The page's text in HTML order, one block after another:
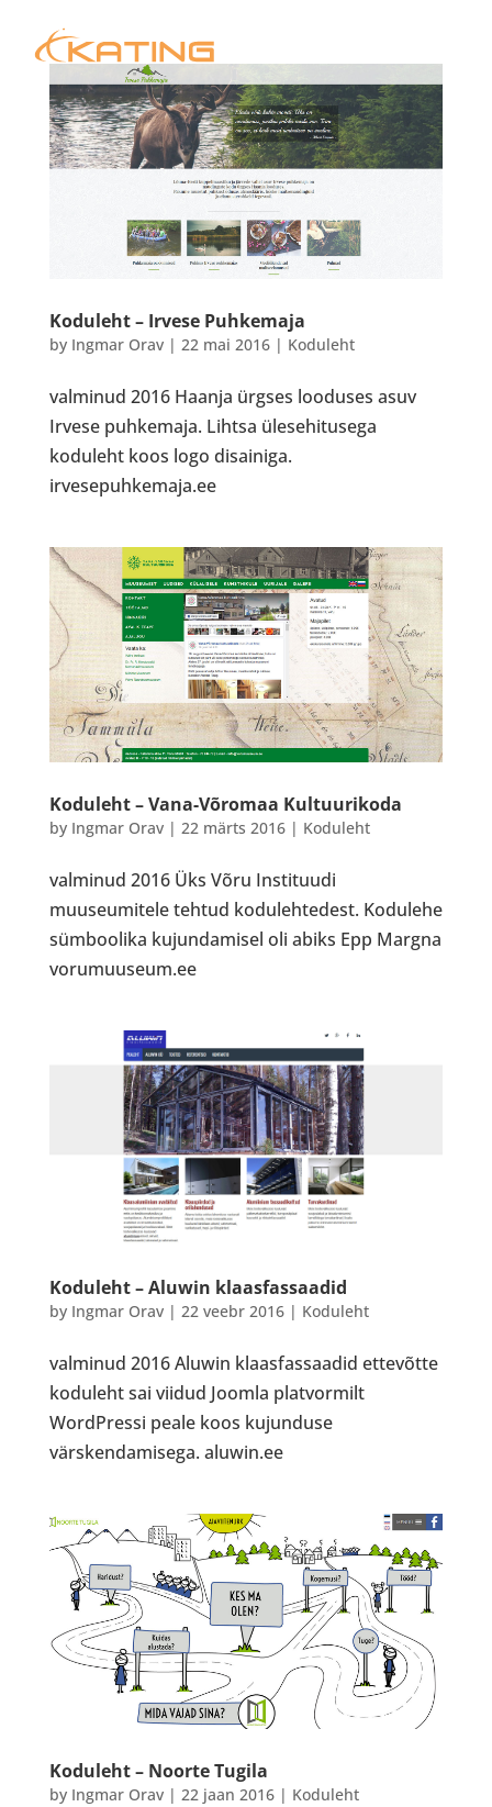
Koduleht – Irvese Puhkemaja
by Ingmar Orav| 22 mai 2016| Koduleht
valminud 2016 Haanja ürgses looduses asuv
Irvese puhkemaja. Lihtsa ülesehitusega
koduleht koos logo disainiga.
irvesepuhkemaja.ee
Koduleht – Vana-Võromaa Kultuurikoda
by Ingmar Orav| 22 märts 2016| Koduleht
valminud 2016 Üks Võru Instituudi
muuseumitele tehtud kodulehtedest. Kodulehe
sümboolika kujundamisel oli abiks Epp Margna
vorumuuseum.ee
Koduleht – Aluwin klaasfassaadid
by Ingmar Orav| 22 veebr 2016| Koduleht
valminud 2016 Aluwin klaasfassaadid ettevõtte
koduleht sai viidud Joomla platvormilt
WordPressi peale koos kujunduse
värskendamisega. aluwin.ee
Koduleht – Noorte Tugila
by Ingmar Orav| 22 jaan 2016| Koduleht